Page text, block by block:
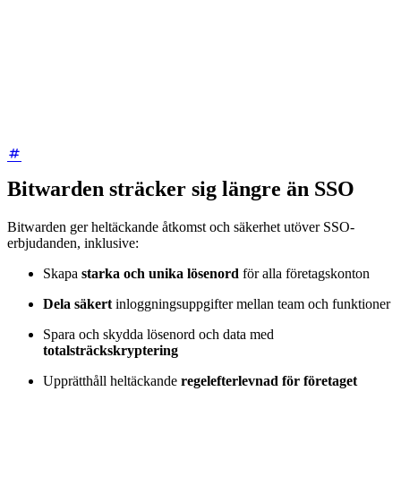
Bitwarden sträcker sig längre än SSO
Bitwarden ger heltäckande åtkomst och säkerhet utöver SSO-
erbjudanden, inklusive:
Skapa starka och unika lösenord för alla företagskonton
Dela säkert inloggningsuppgifter mellan team och funktioner
Spara och skydda lösenord och data med
totalsträckskryptering
Upprätthåll heltäckande regelefterlevnad för företaget